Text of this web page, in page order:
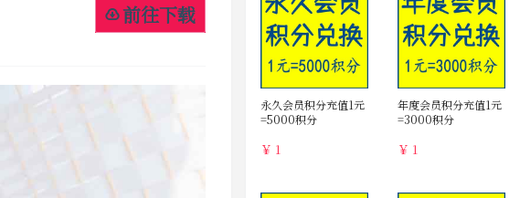
前往下载
永久会员积分充值1元
=5000积分
￥ 1
年度会员积分充值1元
=3000积分
￥ 1